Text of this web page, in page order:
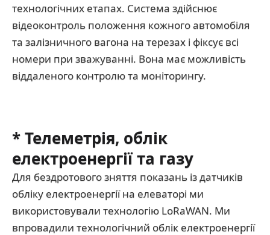
технологічних етапах. Система здійснює
відеоконтроль положення кожного автомобіля
та залізничного вагона на терезах і фіксує всі
номери при зважуванні. Вона має можливість
віддаленого контролю та моніторингу.
* Телеметрія, облік
електроенергії та газу
Для бездротового зняття показань із датчиків
обліку електроенергії на елеваторі ми
використовували технологію LoRaWAN. Ми
впровадили технологічний облік електроенергії